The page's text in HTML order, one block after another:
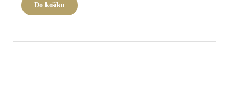
Do košíku